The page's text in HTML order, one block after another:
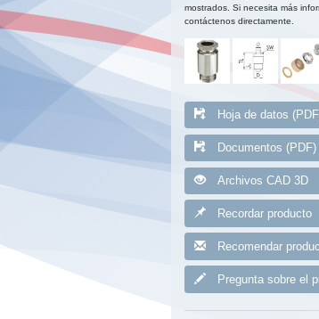
mostrados. Si necesita más
contáctenos directamente.
Hoja de datos
Documentos (PDF)
Archivos CAD 3D
Recordar producto
Recomendar
Pregunta sobre el